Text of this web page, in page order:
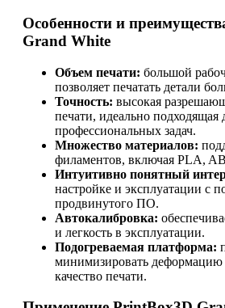
Особенности и
Grand White
Объем печати: большой
позволяет печатать детали
Точность: высокая
печати, идеально подходящая
профессиональных задач.
Множество материалов:
филаментов, включая PLA,
Интуитивно понятный
настройке и эксплуатации с
продвинутого ПО.
Автокалибровка:
и легкость в эксплуатации.
Подогреваемая платформа:
минимизировать
качество печати.